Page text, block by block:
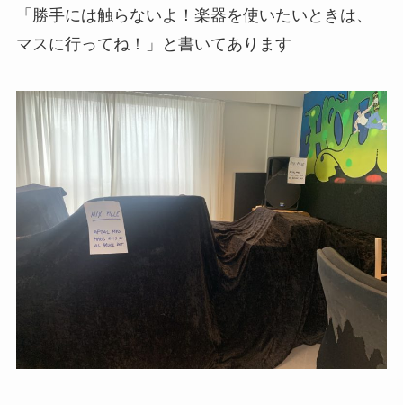
「勝手には触らないよ！楽器を使いたいときは、
マスに行ってね！」と書いてあります